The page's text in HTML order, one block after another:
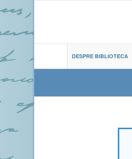
DESPRE BIBLIOTECA